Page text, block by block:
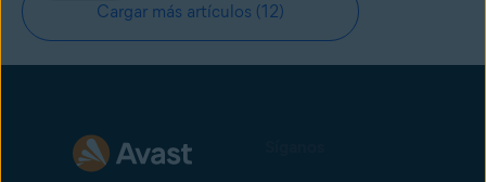
Cargar más artículos (12)